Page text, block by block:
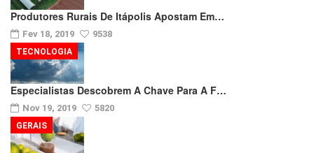
Produtores Rurais De Itápolis Apostam Em…
Fev 18, 2019 9538
Especialistas Descobrem A Chave Para A F…
Nov 19, 2019 5820
TECNOLOGIA
GERAIS